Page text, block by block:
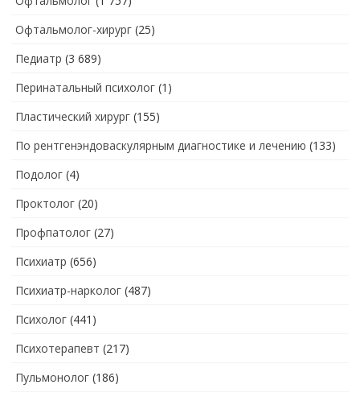
Офтальмолог-хирург (25)
Педиатр (3 689)
Перинатальный психолог (1)
Пластический хирург (155)
По рентгенэндоваскулярным диагностике и лечению (133)
Подолог (4)
Проктолог (20)
Профпатолог (27)
Психиатр (656)
Психиатр-нарколог (487)
Психолог (441)
Психотерапевт (217)
Пульмонолог (186)